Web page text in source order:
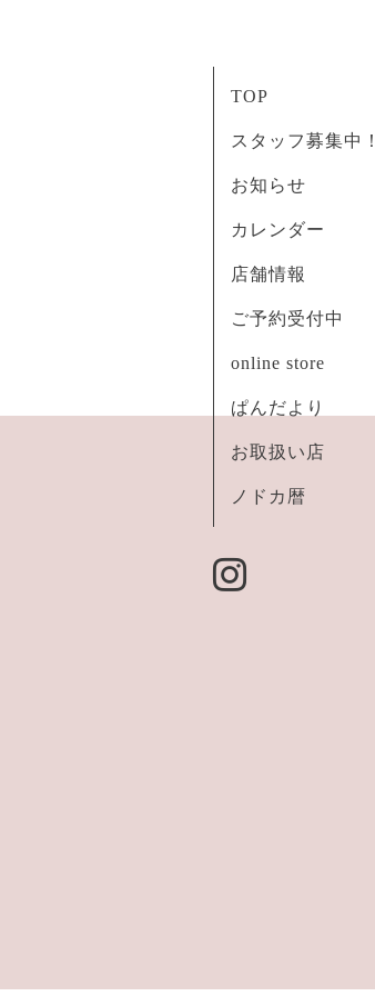
TOP
スタッフ募集中！
お知らせ
カレンダー
店舗情報
ご予約受付中
online store
ぱんだより
お取扱い店
ノドカ暦